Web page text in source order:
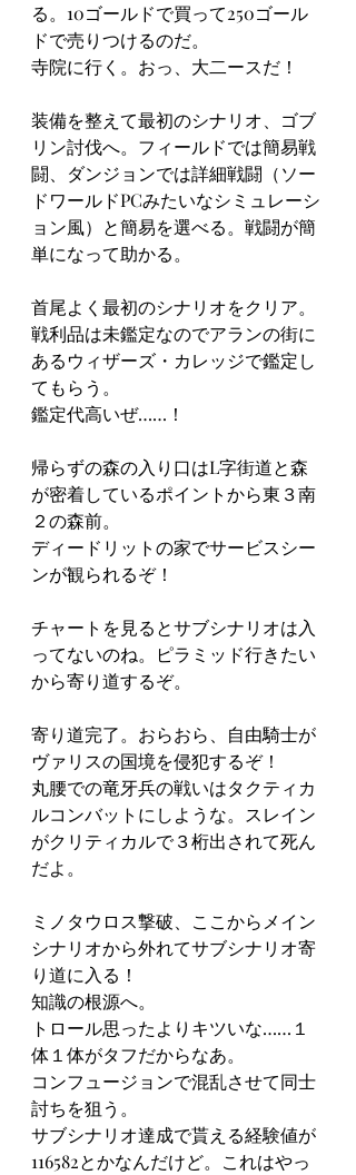
る。10ゴールドで買って250ゴール
ドで売りつけるのだ。
寺院に行く。おっ、大二ースだ！
装備を整えて最初のシナリオ、ゴブ
リン討伐へ。フィールドでは簡易戦
闘、ダンジョンでは詳細戦闘（ソー
ドワールドPCみたいなシミュレーシ
ョン風）と簡易を選べる。戦闘が簡
単になって助かる。
首尾よく最初のシナリオをクリア。
戦利品は未鑑定なのでアランの街に
あるウィザーズ・カレッジで鑑定し
てもらう。
鑑定代高いぜ……！
帰らずの森の入り口はL字街道と森
が密着しているポイントから東３南
２の森前。
ディードリットの家でサービスシー
ンが観られるぞ！
チャートを見るとサブシナリオは入
ってないのね。ピラミッド行きたい
から寄り道するぞ。
寄り道完了。おらおら、自由騎士が
ヴァリスの国境を侵犯するぞ！
丸腰での竜牙兵の戦いはタクティカ
ルコンバットにしような。スレイン
がクリティカルで３桁出されて死ん
だよ。
ミノタウロス撃破、ここからメイン
シナリオから外れてサブシナリオ寄
り道に入る！
知識の根源へ。
トロール思ったよりキツいな……１
体１体がタフだからなあ。
コンフュージョンで混乱させて同士
討ちを狙う。
サブシナリオ達成で貰える経験値が
116582とかなんだけど。これはやっ